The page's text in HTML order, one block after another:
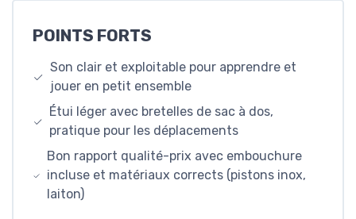
POINTS FORTS
Son clair et exploitable pour apprendre et
jouer en petit ensemble
Étui léger avec bretelles de sac à dos,
pratique pour les déplacements
Bon rapport qualité-prix avec embouchure
incluse et matériaux corrects (pistons inox,
laiton)